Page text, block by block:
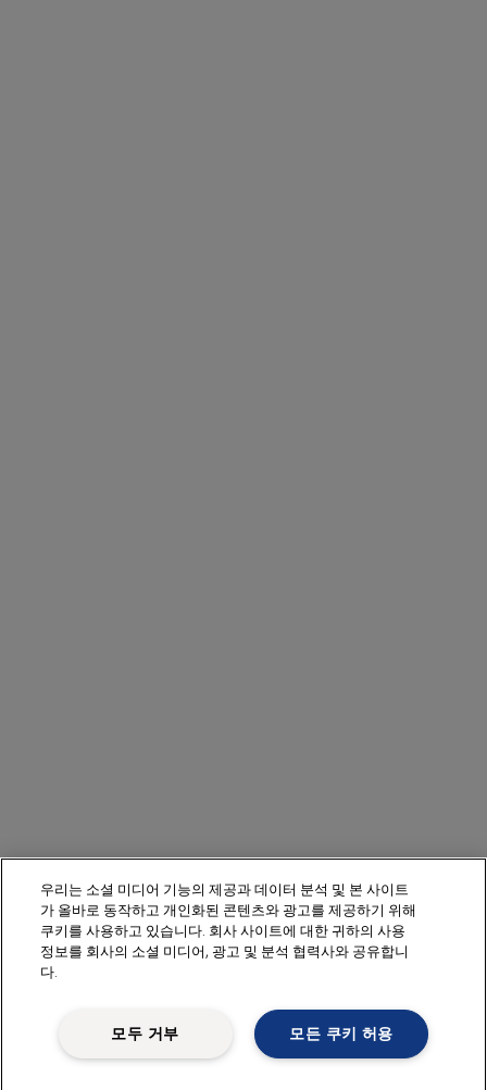
우리는 소셜 미디어 기능의 제공과 데이터 분석 및 본 사이트
가 올바로 동작하고 개인화된 콘텐츠와 광고를 제공하기 위해
쿠키를 사용하고 있습니다. 회사 사이트에 대한 귀하의 사용
정보를 회사의 소셜 미디어, 광고 및 분석 협력사와 공유합니
다.
모든 쿠키 허용
모두 거부